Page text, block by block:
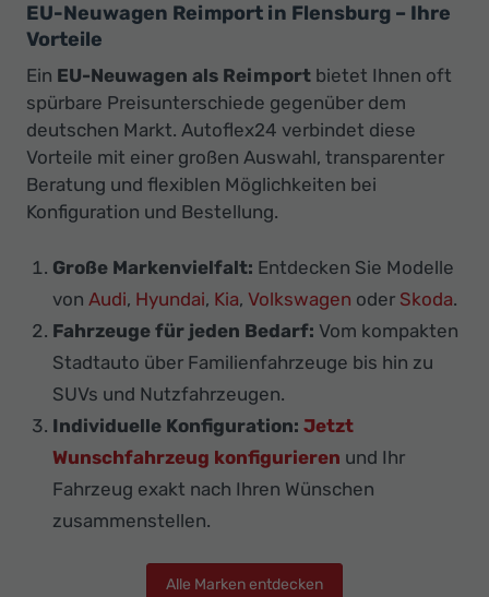
EU-Neuwagen Reimport in Flensburg – Ihre
Vorteile
Ein EU-Neuwagen als Reimport bietet Ihnen oft
spürbare Preisunterschiede gegenüber dem
deutschen Markt. Autoflex24 verbindet diese
Vorteile mit einer großen Auswahl, transparenter
Beratung und flexiblen Möglichkeiten bei
Konfiguration und Bestellung.
Große Markenvielfalt: Entdecken Sie Modelle
von Audi, Hyundai, Kia, Volkswagen oder Skoda.
Fahrzeuge für jeden Bedarf: Vom kompakten
Stadtauto über Familienfahrzeuge bis hin zu
SUVs und Nutzfahrzeugen.
Individuelle Konfiguration: Jetzt
Wunschfahrzeug konfigurieren und Ihr
Fahrzeug exakt nach Ihren Wünschen
zusammenstellen.
Alle Marken entdecken